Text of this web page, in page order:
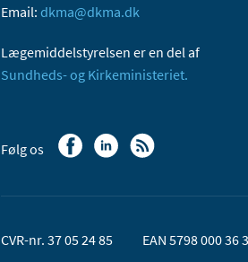
Email: dkma@dkma.dk
Lægemiddelstyrelsen er en del af
Sundheds- og Kirkeministeriet.
Følg os
CVR-nr. 37 05 24 85 EAN 5798 000 36